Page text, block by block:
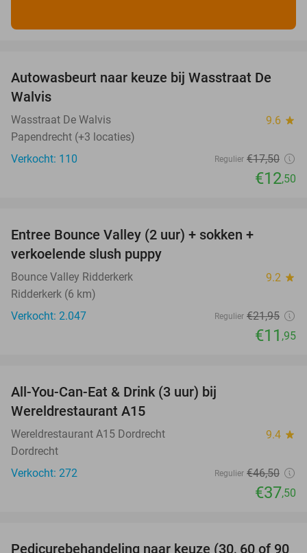
29%
Autowasbeurt naar keuze bij Wasstraat De
Walvis
Wasstraat De Walvis 9.6 star
Papendrecht (+3 locaties)
Verkocht: 110
Regulier €17,50
€12,50
Entree Bounce Valley (2 uur) + sokken +
verkoelende slush puppy
Bounce Valley Ridderkerk 9.2 star
Ridderkerk (6 km)
Verkocht: 2.047
Regulier €21,95
€11 ,95
All-You-Can-Eat & Drink (3 uur) bij
Wereldrestaurant A15
Wereldrestaurant A15 Dordrecht 9.4 star
Dordrecht
Verkocht: 272
Regulier €46,50
€37,50
Pedicurebehandeling naar keuze (30, 60 of 90